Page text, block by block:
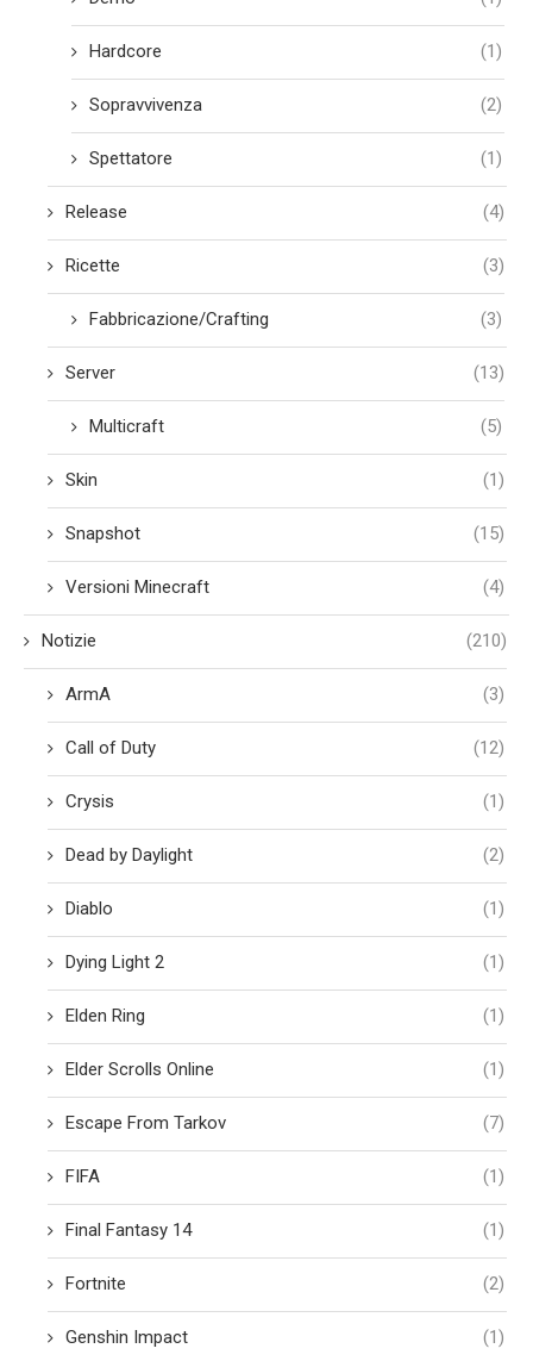
Hardcore (1)
Sopravvivenza (2)
Spettatore (1)
Release (4)
Ricette (3)
Fabbricazione/Crafting (3)
Server (13)
Multicraft (5)
Skin (1)
Snapshot (15)
Versioni Minecraft (4)
Notizie (210)
ArmA (3)
Call of Duty (12)
Crysis (1)
Dead by Daylight (2)
Diablo (1)
Dying Light 2 (1)
Elden Ring (1)
Elder Scrolls Online (1)
Escape From Tarkov (7)
FIFA (1)
Final Fantasy 14 (1)
Fortnite (2)
Genshin Impact (1)